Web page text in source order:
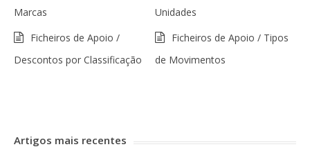
Marcas
Unidades
Ficheiros de Apoio /
Descontos por Classificação
Ficheiros de Apoio / Tipos
de Movimentos
Artigos mais recentes